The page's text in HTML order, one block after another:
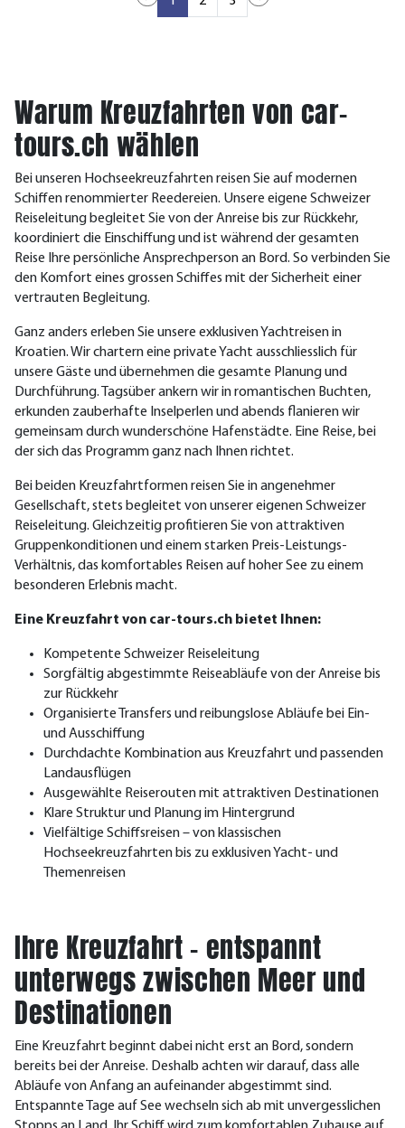
Warum Kreuzfahrten von car-
tours.ch wählen
Bei unseren Hochseekreuzfahrten reisen Sie auf modernen
Schiffen renommierter Reedereien. Unsere eigene Schweizer
Reiseleitung begleitet Sie von der Anreise bis zur Rückkehr,
koordiniert die Einschiffung und ist während der gesamten
Reise Ihre persönliche Ansprechperson an Bord. So verbinden Sie
den Komfort eines grossen Schiffes mit der Sicherheit einer
vertrauten Begleitung.
Ganz anders erleben Sie unsere exklusiven Yachtreisen in
Kroatien. Wir chartern eine private Yacht ausschliesslich für
unsere Gäste und übernehmen die gesamte Planung und
Durchführung. Tagsüber ankern wir in romantischen Buchten,
erkunden zauberhafte Inselperlen und abends flanieren wir
gemeinsam durch wunderschöne Hafenstädte. Eine Reise, bei
der sich das Programm ganz nach Ihnen richtet.
Bei beiden Kreuzfahrtformen reisen Sie in angenehmer
Gesellschaft, stets begleitet von unserer eigenen Schweizer
Reiseleitung. Gleichzeitig profitieren Sie von attraktiven
Gruppenkonditionen und einem starken Preis-Leistungs-
Verhältnis, das komfortables Reisen auf hoher See zu einem
besonderen Erlebnis macht.
Eine Kreuzfahrt von car-tours.ch bietet Ihnen:
Kompetente Schweizer Reiseleitung
Sorgfältig abgestimmte Reiseabläufe von der Anreise bis
zur Rückkehr
Organisierte Transfers und reibungslose Abläufe bei Ein-
und Ausschiffung
Durchdachte Kombination aus Kreuzfahrt und passenden
Landausflügen
Ausgewählte Reiserouten mit attraktiven Destinationen
Klare Struktur und Planung im Hintergrund
Vielfältige Schiffsreisen – von klassischen
Hochseekreuzfahrten bis zu exklusiven Yacht- und
Themenreisen
Ihre Kreuzfahrt – entspannt
unterwegs zwischen Meer und
Destinationen
Eine Kreuzfahrt beginnt dabei nicht erst an Bord, sondern
bereits bei der Anreise. Deshalb achten wir darauf, dass alle
Abläufe von Anfang an aufeinander abgestimmt sind.
Entspannte Tage auf See wechseln sich ab mit unvergesslichen